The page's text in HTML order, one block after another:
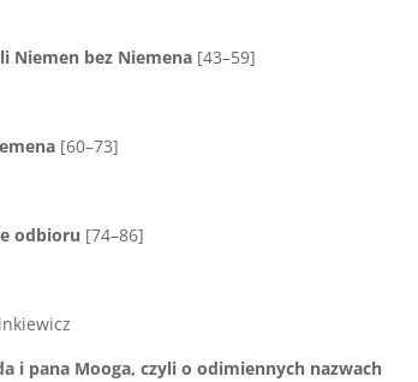
Niemen bez Niemena [43–59]
[60–73]
odbioru [74–86]
i pana Mooga, czyli o odimiennych nazwach